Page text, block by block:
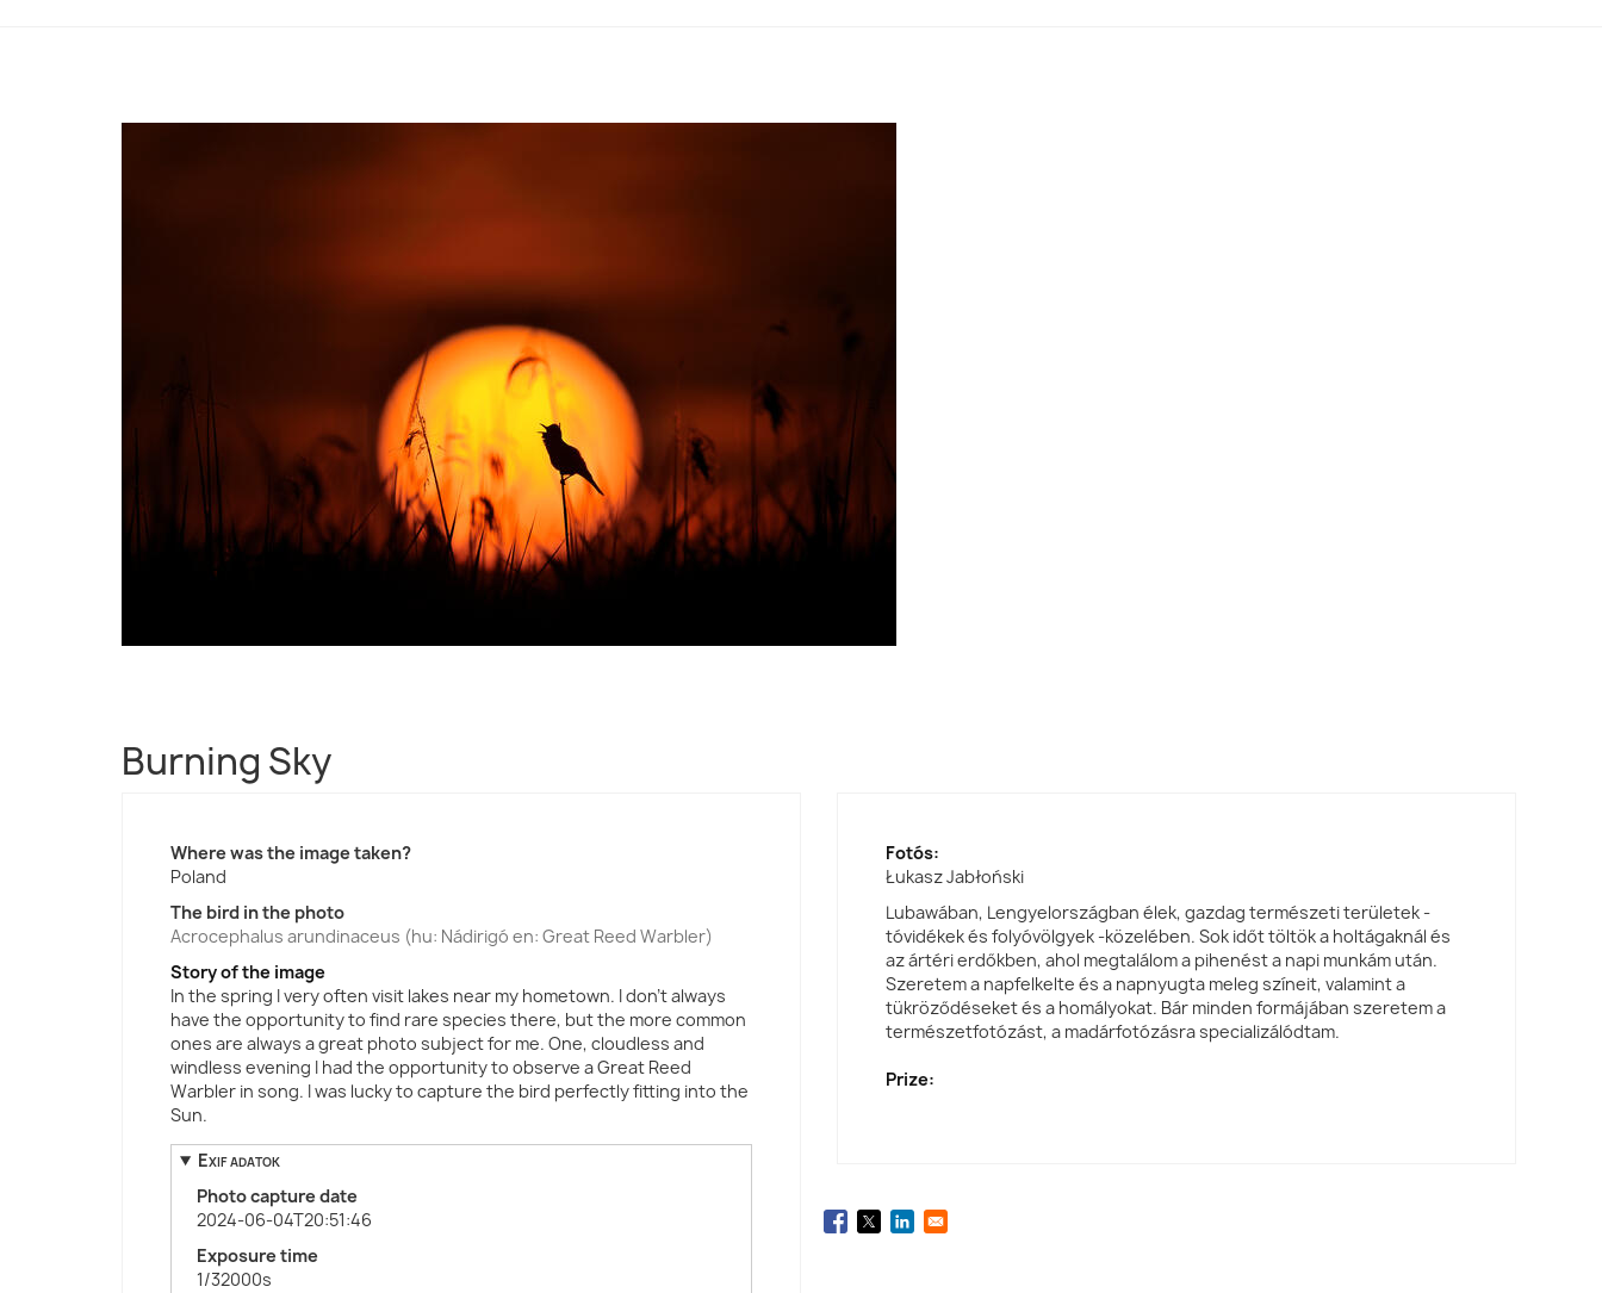
Burning Sky
Where was the image taken?
Poland
The bird in the photo
Acrocephalus arundinaceus (hu: Nádirigó en: Great Reed Warbler)
Story of the image
In the spring I very often visit lakes near my hometown. I don't always
have the opportunity to find rare species there, but the more common
ones are always a great photo subject for me. One, cloudless and
windless evening I had the opportunity to observe a Great Reed
Warbler in song. I was lucky to capture the bird perfectly fitting into the
Sun.
Exif adatok
Photo capture date
2024-06-04T20:51:46
Exposure time
1/32000s
Fotós:
Łukasz Jabłoński
Lubawában, Lengyelországban élek, gazdag természeti területek -
tóvidékek és folyóvölgyek -közelében. Sok időt töltök a holtágaknál és
az ártéri erdőkben, ahol megtalálom a pihenést a napi munkám után.
Szeretem a napfelkelte és a napnyugta meleg színeit, valamint a
tükröződéseket és a homályokat. Bár minden formájában szeretem a
természetfotózást, a madárfotózásra specializálódtam.
Prize: